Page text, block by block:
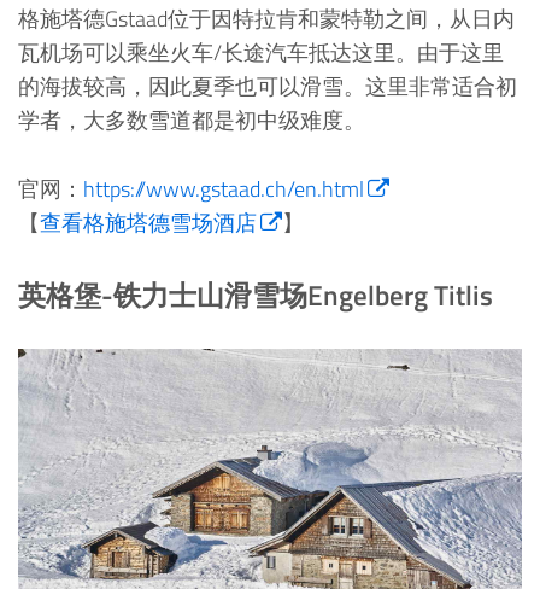
格施塔德Gstaad位于因特拉肯和蒙特勒之间，从日内
瓦机场可以乘坐火车/长途汽车抵达这里。由于这里
的海拔较高，因此夏季也可以滑雪。这里非常适合初
学者，大多数雪道都是初中级难度。
官网： https://www.gstaad.ch/en.html
【查看格施塔德雪场酒店 】
英格堡-铁力士山滑雪场Engelberg Titlis